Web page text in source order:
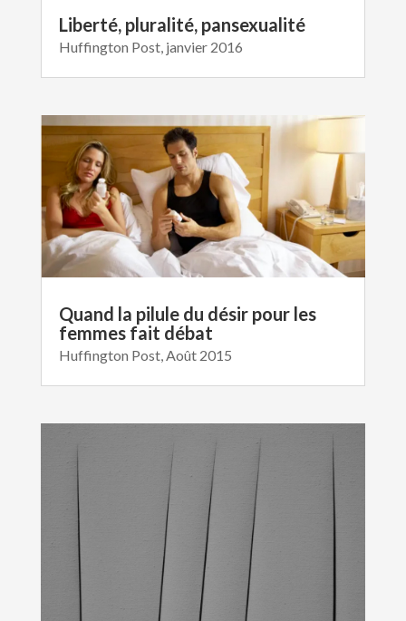
Liberté, pluralité, pansexualité
Huffington Post, janvier 2016
Quand la pilule du désir pour les
femmes fait débat
Huffington Post, Août 2015